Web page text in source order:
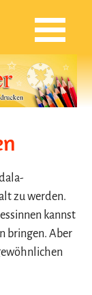
zu werden.
kannst
bringen. Aber